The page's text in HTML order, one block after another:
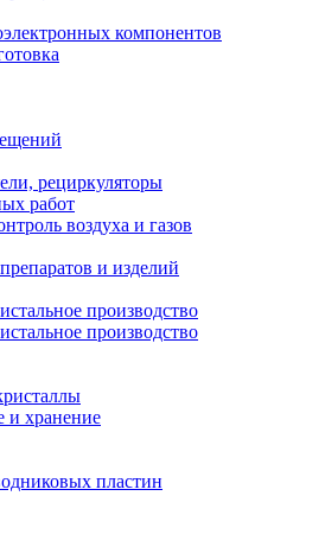
компонентов
рециркуляторы
работ
воздуха и газов
и изделий
производство
производство
и хранение
пластин